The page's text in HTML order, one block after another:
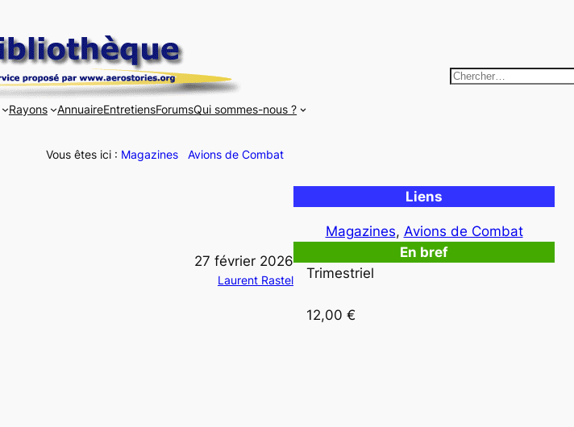
Rayons AnnuaireEntretiensForumsQui sommes-nous ?
R
r
c
h
e
r
Vous êtes ici : Magazines Avions de Combat
27 février 2026
Laurent Rastel
Liens
Magazines, Avions de Combat
En bref
Trimestriel
12,00 €